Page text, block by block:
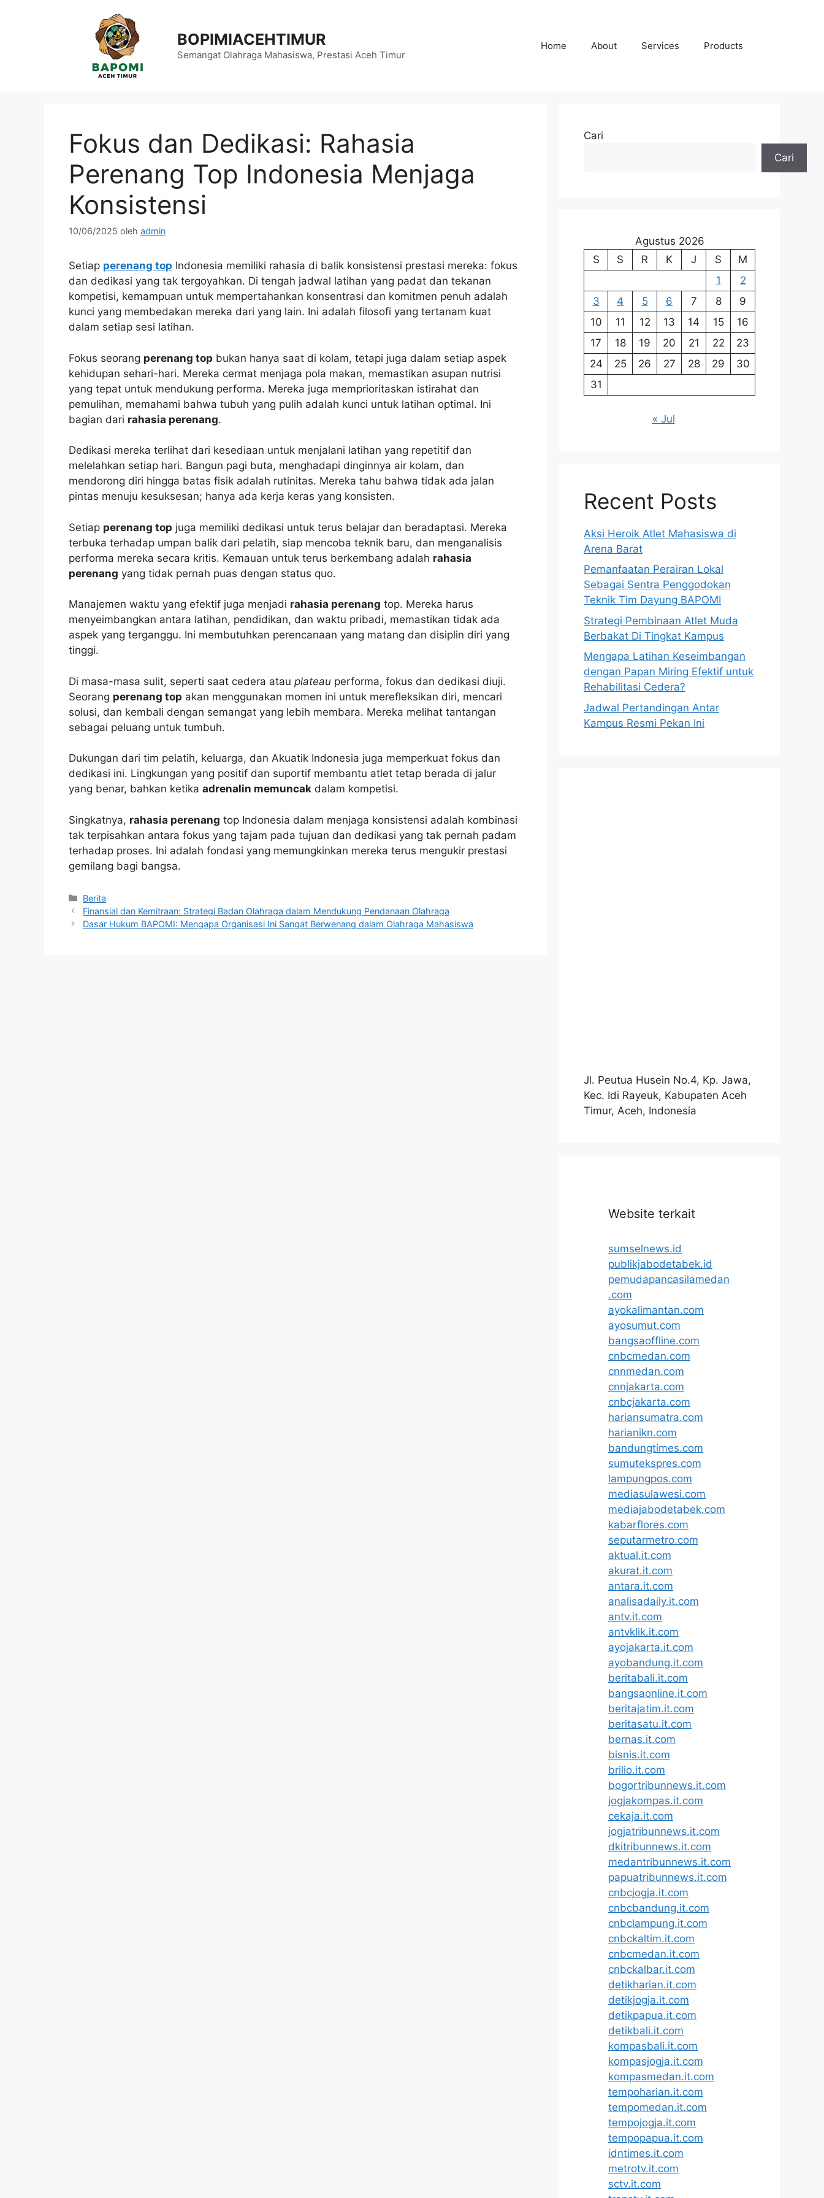
BOPIMIACEHTIMUR
Semangat Olahraga Mahasiswa, Prestasi Aceh Timur
Home About Services Products
Fokus dan Dedikasi: Rahasia
Perenang Top Indonesia Menjaga
Konsistensi
10/06/2025 oleh admin
Setiap perenang top Indonesia memiliki rahasia di balik konsistensi prestasi mereka: fokus
dan dedikasi yang tak tergoyahkan. Di tengah jadwal latihan yang padat dan tekanan
kompetisi, kemampuan untuk mempertahankan konsentrasi dan komitmen penuh adalah
kunci yang membedakan mereka dari yang lain. Ini adalah filosofi yang tertanam kuat
dalam setiap sesi latihan.
Fokus seorang perenang top bukan hanya saat di kolam, tetapi juga dalam setiap aspek
kehidupan sehari-hari. Mereka cermat menjaga pola makan, memastikan asupan nutrisi
yang tepat untuk mendukung performa. Mereka juga memprioritaskan istirahat dan
pemulihan, memahami bahwa tubuh yang pulih adalah kunci untuk latihan optimal. Ini
bagian dari rahasia perenang.
Dedikasi mereka terlihat dari kesediaan untuk menjalani latihan yang repetitif dan
melelahkan setiap hari. Bangun pagi buta, menghadapi dinginnya air kolam, dan
mendorong diri hingga batas fisik adalah rutinitas. Mereka tahu bahwa tidak ada jalan
pintas menuju kesuksesan; hanya ada kerja keras yang konsisten.
Setiap perenang top juga memiliki dedikasi untuk terus belajar dan beradaptasi. Mereka
terbuka terhadap umpan balik dari pelatih, siap mencoba teknik baru, dan menganalisis
performa mereka secara kritis. Kemauan untuk terus berkembang adalah rahasia
perenang yang tidak pernah puas dengan status quo.
Manajemen waktu yang efektif juga menjadi rahasia perenang top. Mereka harus
menyeimbangkan antara latihan, pendidikan, dan waktu pribadi, memastikan tidak ada
aspek yang terganggu. Ini membutuhkan perencanaan yang matang dan disiplin diri yang
tinggi.
Di masa-masa sulit, seperti saat cedera atau plateau performa, fokus dan dedikasi diuji.
Seorang perenang top akan menggunakan momen ini untuk merefleksikan diri, mencari
solusi, dan kembali dengan semangat yang lebih membara. Mereka melihat tantangan
sebagai peluang untuk tumbuh.
Dukungan dari tim pelatih, keluarga, dan Akuatik Indonesia juga memperkuat fokus dan
dedikasi ini. Lingkungan yang positif dan suportif membantu atlet tetap berada di jalur
yang benar, bahkan ketika adrenalin memuncak dalam kompetisi.
Singkatnya, rahasia perenang top Indonesia dalam menjaga konsistensi adalah kombinasi
tak terpisahkan antara fokus yang tajam pada tujuan dan dedikasi yang tak pernah padam
terhadap proses. Ini adalah fondasi yang memungkinkan mereka terus mengukir prestasi
gemilang bagi bangsa.
Kategori
Berita
Finansial dan Kemitraan: Strategi Badan Olahraga dalam Mendukung Pendanaan Olahraga
Dasar Hukum BAPOMI: Mengapa Organisasi Ini Sangat Berwenang dalam Olahraga Mahasiswa
Cari
Cari
Agustus 2026
S
S R K J S
M
1
2
3
4 5 6 7 8
9
10
11 12 13 14 15
16
17
18 19 20 21 22
23
24
25 26 27 28 29
30
31
« Jul
Recent Posts
Aksi Heroik Atlet Mahasiswa di
Arena Barat
Pemanfaatan Perairan Lokal
Sebagai Sentra Penggodokan
Teknik Tim Dayung BAPOMI
Strategi Pembinaan Atlet Muda
Berbakat Di Tingkat Kampus
Mengapa Latihan Keseimbangan
dengan Papan Miring Efektif untuk
Rehabilitasi Cedera?
Jadwal Pertandingan Antar
Kampus Resmi Pekan Ini
Jl. Peutua Husein No.4, Kp. Jawa,
Kec. Idi Rayeuk, Kabupaten Aceh
Timur, Aceh, Indonesia
Website terkait
sumselnews.id
publikjabodetabek.id
pemudapancasilamedan
.com
ayokalimantan.com
ayosumut.com
bangsaoffline.com
cnbcmedan.com
cnnmedan.com
cnnjakarta.com
cnbcjakarta.com
hariansumatra.com
harianikn.com
bandungtimes.com
sumutekspres.com
lampungpos.com
mediasulawesi.com
mediajabodetabek.com
kabarflores.com
seputarmetro.com
aktual.it.com
akurat.it.com
antara.it.com
analisadaily.it.com
antv.it.com
antvklik.it.com
ayojakarta.it.com
ayobandung.it.com
beritabali.it.com
bangsaonline.it.com
beritajatim.it.com
beritasatu.it.com
bernas.it.com
bisnis.it.com
brilio.it.com
bogortribunnews.it.com
jogjakompas.it.com
cekaja.it.com
jogjatribunnews.it.com
dkitribunnews.it.com
medantribunnews.it.com
papuatribunnews.it.com
cnbcjogja.it.com
cnbcbandung.it.com
cnbclampung.it.com
cnbckaltim.it.com
cnbcmedan.it.com
cnbckalbar.it.com
detikharian.it.com
detikjogja.it.com
detikpapua.it.com
detikbali.it.com
kompasbali.it.com
kompasjogja.it.com
kompasmedan.it.com
tempoharian.it.com
tempomedan.it.com
tempojogja.it.com
tempopapua.it.com
idntimes.it.com
metrotv.it.com
sctv.it.com